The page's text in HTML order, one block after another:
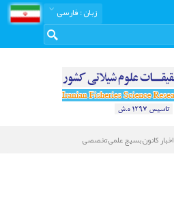
زبان: فارسی
اخبار کانون بسیج علمی تخصصی